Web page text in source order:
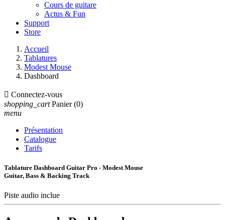
Cours de guitare
Actus & Fun
Support
Store
Accueil
Tablatures
Modest Mouse
Dashboard
 Connectez-vous
shopping_cart Panier (0)
menu
Présentation
Catalogue
Tarifs
Tablature Dashboard Guitar Pro - Modest Mouse
Guitar, Bass & Backing Track
Piste audio inclue